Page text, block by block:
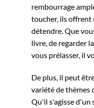
rembourrage
toucher, ils offrent
détendre. Que
livre, de regarder
vous prélasser, il
De plus, il peut
variété de thèmes
Qu'il s'agisse d'un